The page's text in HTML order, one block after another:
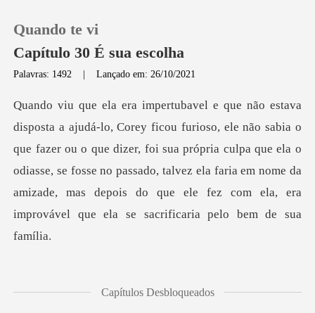
0
Quando te vi
Capítulo 30 É sua escolha
Palavras: 1492 |Lançado em: 26/10/2021
que fazer ou o que dizer, foi sua própria culpa que ela o
odiasse, se fosse no passado, talvez ela faria em nom
Capítulos Desbloqueados